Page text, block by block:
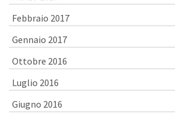
Febbraio 2017
Gennaio 2017
Ottobre 2016
Luglio 2016
Giugno 2016